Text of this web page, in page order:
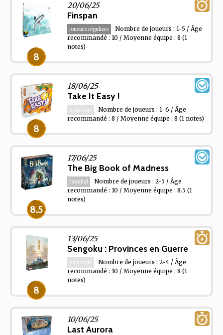
8
20/06/25
Finspan
joueurs réguliers
Nombre de joueurs : 1-5 / Âge
recommandé : 10 / Moyenne équipe : 8 (1
notes)
8
18/06/25
Take It Easy !
pour tous
Nombre de joueurs : 1-6 / Âge
recommandé : 8 / Moyenne équipe : 8 (1 notes)
8.5
17/06/25
The Big Book of Madness
familial
Nombre de joueurs : 2-5 / Âge
recommandé : 10 / Moyenne équipe : 8.5 (1
notes)
8
13/06/25
Sengoku : Provinces en Guerre
pour tous
Nombre de joueurs : 2-4 / Âge
recommandé : 10 / Moyenne équipe : 8 (1
notes)
10/06/25
Last Aurora